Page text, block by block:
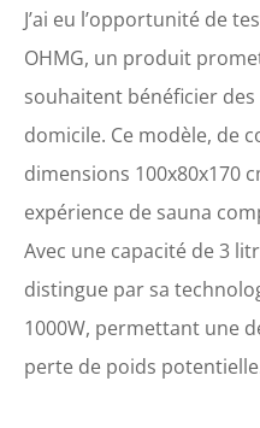
J’ai eu l’opportunité de
OHMG, un produit
souhaitent bénéficier des
domicile. Ce modèle, de
dimensions 100x80x170
expérience de sauna
Avec une capacité de 3
distingue par sa
1000W, permettant une
perte de poids